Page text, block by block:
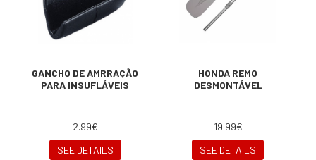
GANCHO DE AMRRAÇÃO
PARA INSUFLÁVEIS
2.99€
SEE DETAILS
HONDA REMO
DESMONTÁVEL
19.99€
SEE DETAILS